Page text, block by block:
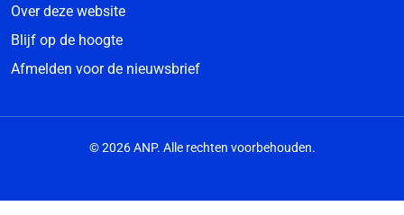
Over deze website
Blijf op de hoogte
Afmelden voor de nieuwsbrief
© 2026 ANP. Alle rechten voorbehouden.